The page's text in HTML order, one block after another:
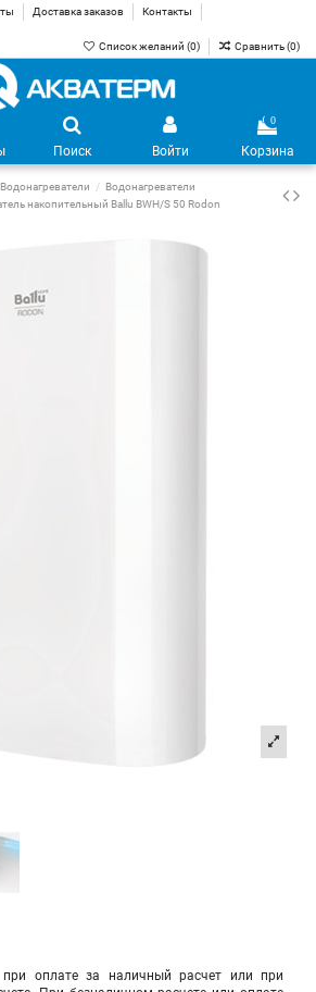
Доставка заказов
Контакты
Список желаний (0) Сравнить (0)
Поиск Войти
0
Корзина
Водонагреватели
Водонагреватели
накопительный Ballu BWH/S 50 Rodon
при оплате за наличный расчет или при